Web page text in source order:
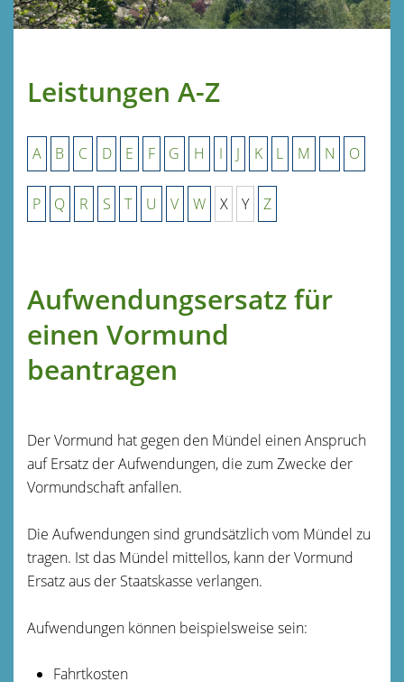
Leistungen A-Z
A B C D E F G H I J K L M N O
P Q R S T U V W X Y Z
Aufwendungsersatz für
einen Vormund
beantragen
Der Vormund hat gegen den Mündel einen Anspruch
auf Ersatz der Aufwendungen, die zum Zwecke der
Vormundschaft anfallen.
Die Aufwendungen sind grundsätzlich vom Mündel zu
tragen. Ist das Mündel mittellos, kann der Vormund
Ersatz aus der Staatskasse verlangen.
Aufwendungen können beispielsweise sein:
Fahrtkosten